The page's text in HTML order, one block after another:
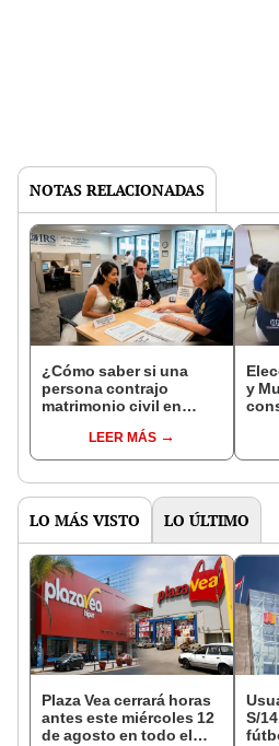
NOTAS RELACIONADAS
¿Cómo saber si una
persona contrajo
matrimonio civil en
LEER MÁS
y
de
LO MÁS VISTO LO ÚLTIMO
Plaza Vea cerrará horas
antes este miércoles 12
de agosto en todo el
S/